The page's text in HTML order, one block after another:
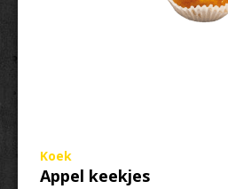
Koek
Appel keekjes